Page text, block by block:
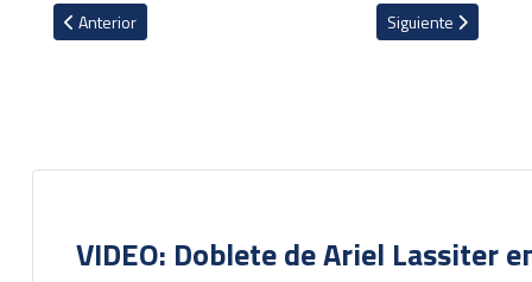
Artículo anterior: Jimmy Marín da asistencia y fue elegido el
Anterior Artículo siguiente:
Siguiente
VIDEO: Doblete de Ariel Lassiter